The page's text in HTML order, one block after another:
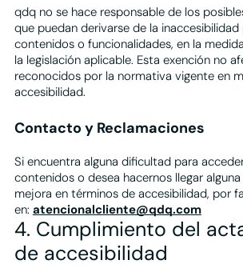
qdq no se hace responsable de los
que puedan derivarse de la
contenidos o funcionalidades, en la
la legislación aplicable. Esta exención no
reconocidos por la normativa vigente en
accesibilidad.
Contacto y Reclamaciones
Si encuentra alguna dificultad para
contenidos o desea hacernos llegar
mejora en términos de accesibilidad, por
en: atencionalcliente@qdq.com
4. Cumplimiento del
de accesibilidad